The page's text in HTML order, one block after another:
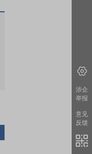
涉企
举报
意见
反馈